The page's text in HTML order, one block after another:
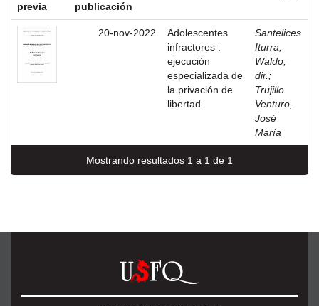
previa
publicación
20-nov-2022
Adolescentes
infractores :
ejecución
especializada de
la privación de
libertad
Santelices
Iturra,
Waldo,
dir. ;
Trujillo
Venturo,
José
María
Mostrando resultados 1 a 1 de 1